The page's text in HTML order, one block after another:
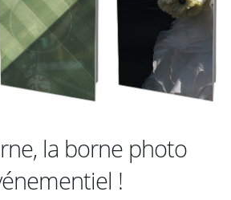
la borne photo
!